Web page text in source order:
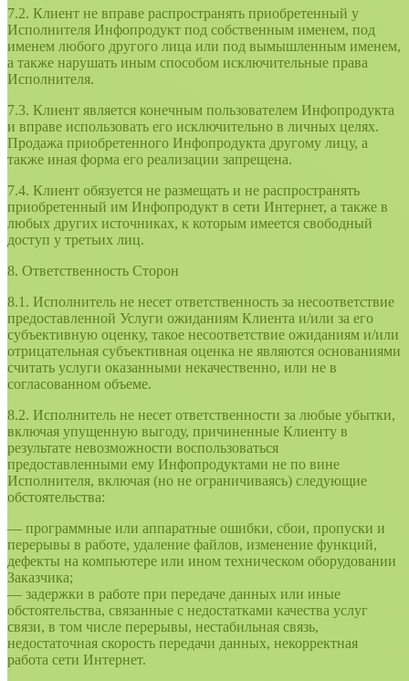
7.2. Клиент не вправе распространять приобретенный у
Исполнителя Инфопродукт под собственным именем, под
именем любого другого лица или под вымышленным именем,
а также нарушать иным способом исключительные права
Исполнителя.
7.3. Клиент является конечным пользователем Инфопродукта
и вправе использовать его исключительно в личных целях.
Продажа приобретенного Инфопродукта другому лицу, а
также иная форма его реализации запрещена.
7.4. Клиент обязуется не размещать и не распространять
приобретенный им Инфопродукт в сети Интернет, а также в
любых других источниках, к которым имеется свободный
доступ у третьих лиц.
8. Ответственность Сторон
8.1. Исполнитель не несет ответственность за несоответствие
предоставленной Услуги ожиданиям Клиента и/или за его
субъективную оценку, такое несоответствие ожиданиям и/или
отрицательная субъективная оценка не являются основаниями
считать услуги оказанными некачественно, или не в
согласованном объеме.
8.2. Исполнитель не несет ответственности за любые убытки,
включая упущенную выгоду, причиненные Клиенту в
результате невозможности воспользоваться
предоставленными ему Инфопродуктами не по вине
Исполнителя, включая (но не ограничиваясь) следующие
обстоятельства:
— программные или аппаратные ошибки, сбои, пропуски и
перерывы в работе, удаление файлов, изменение функций,
дефекты на компьютере или ином техническом оборудовании
Заказчика;
— задержки в работе при передаче данных или иные
обстоятельства, связанные с недостатками качества услуг
связи, в том числе перерывы, нестабильная связь,
недостаточная скорость передачи данных, некорректная
работа сети Интернет.